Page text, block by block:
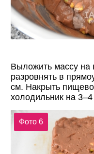
Выложить массу на
разровнять в
см. Накрыть
холодильник на 3–4
Фото 6